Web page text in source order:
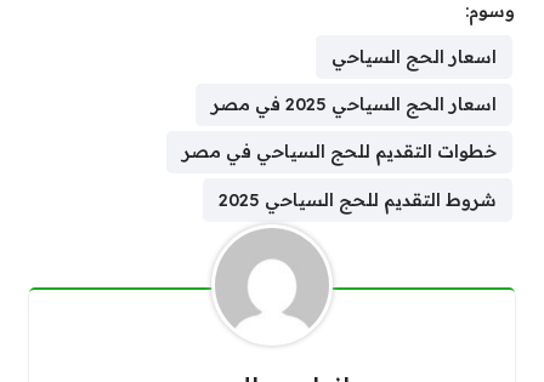
وسوم:
اسعار الحج السياحي
اسعار الحج السياحي 2025 في مصر
خطوات التقديم للحج السياحي في مصر
شروط التقديم للحج السياحي 2025